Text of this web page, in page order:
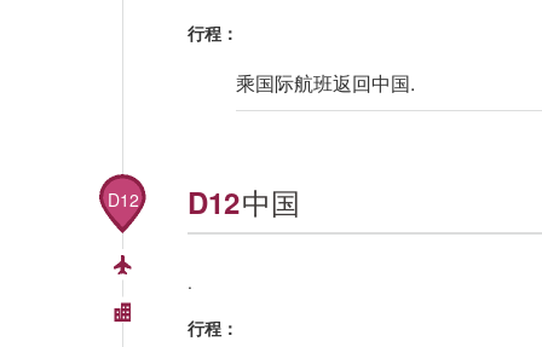
行程：
乘国际航班返回中国.
D12 D12中国
.
行程：